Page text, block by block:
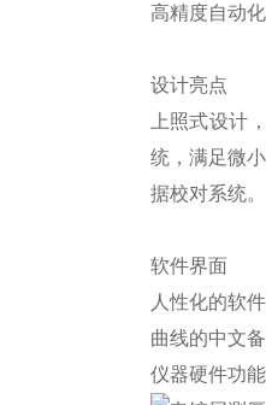
高精度自动
设计亮点
上照式设计
统，满足微
据校对系统。
软件界面
人性化的软
曲线的中文
仪器硬件功